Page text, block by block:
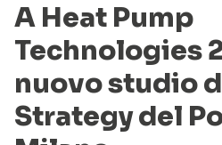
A Heat Pump
Technologies
nuovo studio
Strategy del